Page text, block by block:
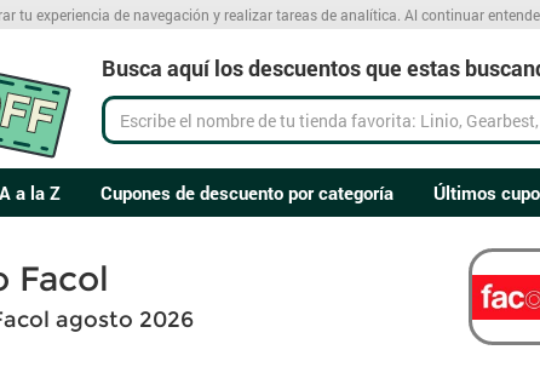
tu experiencia de navegación y realizar tareas de analítica. Al continuar
Busca aquí los descuentos que estas
a la Z Cupones de descuento por categoría Últimos
Facol
agosto 2026